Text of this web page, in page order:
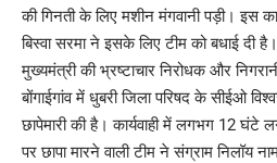
की गिनती के लिए मशीन मंगवानी पड़ी। इस
बिस्वा सरमा ने इसके लिए टीम को बधाई दी
मुख्यमंत्री की भ्रष्टाचार निरोधक और
बोंगाईगांव में धुबरी जिला परिषद के सीईओ
छापेमारी की है। कार्यवाही में लगभग 12
पर छापा मारने वाली टीम ने संग्राम निलॉय